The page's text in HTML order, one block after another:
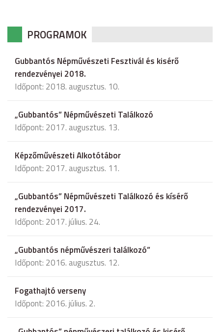
PROGRAMOK
Gubbantós Népművészeti Fesztivál és kisérő
rendezvényei 2018.
Időpont: 2018. augusztus. 10.
„Gubbantós” Népművészeti Találkozó
Időpont: 2017. augusztus. 13.
Képzőművészeti Alkotótábor
Időpont: 2017. augusztus. 11.
„Gubbantós” Népművészeti Találkozó és kísérő
rendezvényei 2017.
Időpont: 2017. július. 24.
„Gubbantós népművészeri találkozó”
Időpont: 2016. augusztus. 12.
Fogathajtó verseny
Időpont: 2016. július. 2.